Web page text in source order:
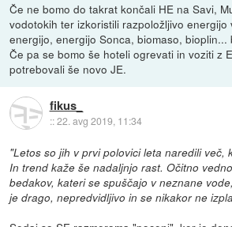
Če ne bomo do takrat končali HE na Savi,
vodotokih ter izkoristili razpoložljivo energijo
energijo, energijo Sonca, biomaso, bioplin...
Če pa se bomo še hoteli ogrevati in voziti z
potrebovali še novo JE.
fikus_
::22. avg 2019, 11:34
"Letos so jih v prvi polovici leta naredili več,
In trend kaže še nadaljnjo rast. Očitno
bedakov, kateri se spuščajo v neznane
je drago, nepredvidljivo in se nikakor ne